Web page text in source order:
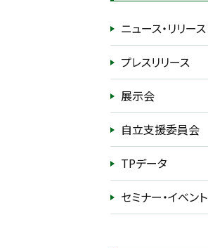
ニュース・リリース
プレスリリース
展示会
自立支援委員会
TPデータ
セミナー・イベント